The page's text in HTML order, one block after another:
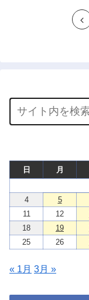
前
日 月
4
5
11
12
18
19
25
26
« 1月 3月 »